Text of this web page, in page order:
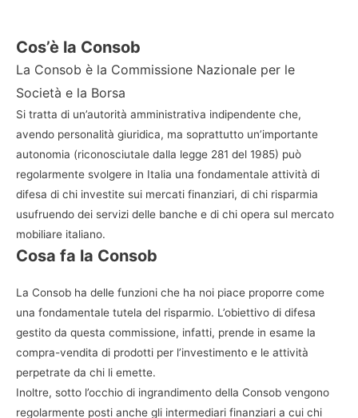
Cos’è la Consob
La Consob è la Commissione Nazionale per le
Società e la Borsa
Si tratta di un’autorità amministrativa indipendente che,
avendo personalità giuridica, ma soprattutto un’importante
autonomia (riconosciutale dalla legge 281 del 1985) può
regolarmente svolgere in Italia una fondamentale attività di
difesa di chi investite sui mercati finanziari, di chi risparmia
usufruendo dei servizi delle banche e di chi opera sul mercato
mobiliare italiano.
Cosa fa la Consob
La Consob ha delle funzioni che ha noi piace proporre come
una fondamentale tutela del risparmio. L’obiettivo di difesa
gestito da questa commissione, infatti, prende in esame la
compra-vendita di prodotti per l’investimento e le attività
perpetrate da chi li emette.
Inoltre, sotto l’occhio di ingrandimento della Consob vengono
regolarmente posti anche gli intermediari finanziari a cui chi